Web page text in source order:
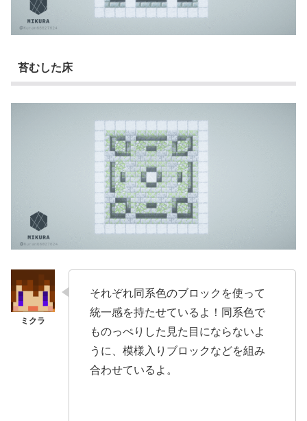
苔むした床
それぞれ同系色のブロックを使って
統一感を持たせているよ！同系色で
ものっぺりした見た目にならないよ
うに、模様入りブロックなどを組み
合わせているよ。